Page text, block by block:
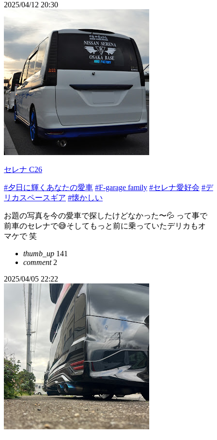
2025/04/12 20:30
セレナ C26
#夕日に輝くあなたの愛車 #F-garage family #セレナ愛好会 #デ
リカスペースギア #懐かしい
お題の写真を今の愛車で探したけどなかった〜💦 って事で
前車のセレナで😅そしてもっと前に乗っていたデリカもオ
マケで 笑
thumb_up 141
comment2
2025/04/05 22:22